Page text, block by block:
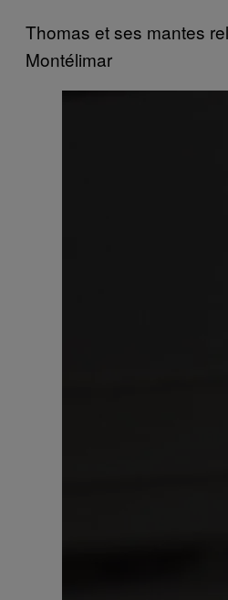
Thomas et ses mantes
Montélimar